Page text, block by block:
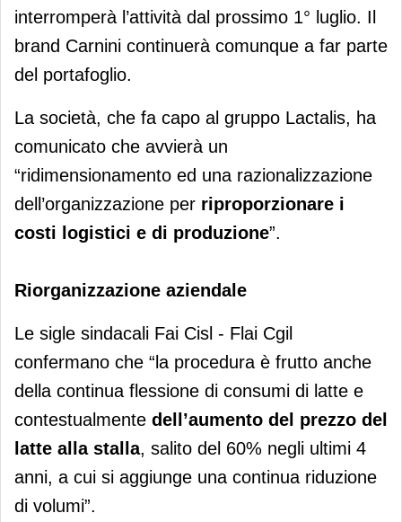
interromperà l’attività dal prossimo 1° luglio. Il
brand Carnini continuerà comunque a far parte
del portafoglio.
La società, che fa capo al gruppo Lactalis, ha
comunicato che avvierà un
“ridimensionamento ed una razionalizzazione
dell’organizzazione per riproporzionare i
costi logistici e di produzione”.
Riorganizzazione aziendale
Le sigle sindacali Fai Cisl - Flai Cgil
confermano che “la procedura è frutto anche
della continua flessione di consumi di latte e
contestualmente dell’aumento del prezzo del
latte alla stalla, salito del 60% negli ultimi 4
anni, a cui si aggiunge una continua riduzione
di volumi”.